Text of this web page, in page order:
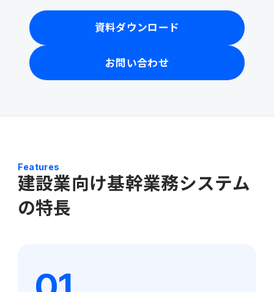
Best Practice
資料ダウンロード
お問い合わせ
Features
建設業向け基幹業務システム
の特長